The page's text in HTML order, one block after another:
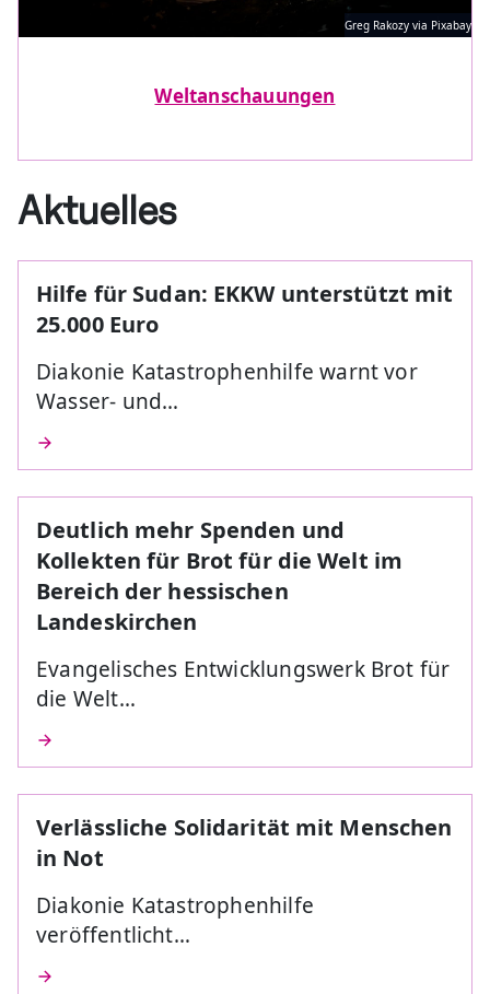
Greg Rakozy via Pixabay
Weltanschauungen
Aktuelles
Hilfe für Sudan: EKKW unterstützt mit
25.000 Euro
Diakonie Katastrophenhilfe warnt vor
Wasser- und…
Deutlich mehr Spenden und
Kollekten für Brot für die Welt im
Bereich der hessischen
Landeskirchen
Evangelisches Entwicklungswerk Brot für
die Welt…
Verlässliche Solidarität mit Menschen
in Not
Diakonie Katastrophenhilfe
veröffentlicht…